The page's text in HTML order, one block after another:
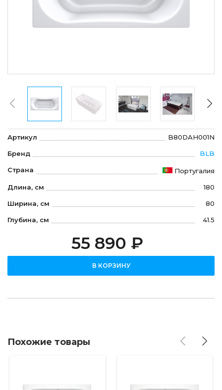
Артикул B80DAH001N
Бренд BLB
Страна Португалия
Длина, см 180
Ширина, см 80
Глубина, см 41.5
55 890 ₽
В КОРЗИНУ
Похожие товары